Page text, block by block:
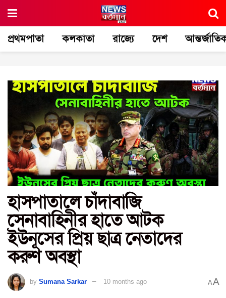
প্রথমপাতা কলকাতা রাজ্যে দেশ
হাসপাতালে চাঁদাবাজি
সেনাবাহিনীর হাতে আটক
ইউনূসের প্রিয় ছাত্র নেতাদের
করুণ অবস্থা
by Sumana Sarkar 10 months ago AA